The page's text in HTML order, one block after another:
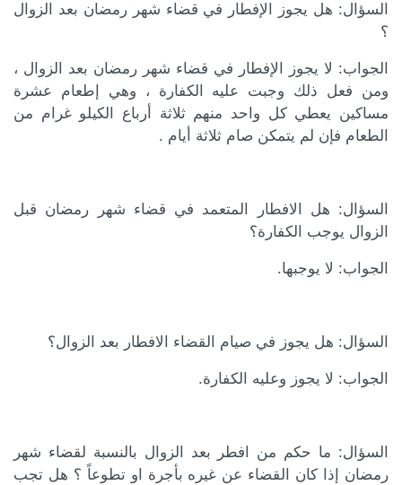
الموضوع
السؤال: هل يجوز الإفطار في قضاء شهر رمضان بعد الزوال
؟
الجواب: لا يجوز الإفطار في قضاء شهر رمضان بعد الزوال ،
ومن فعل ذلك وجبت عليه الكفارة ، وهي إطعام عشرة
مساكين يعطي كل واحد منهم ثلاثة أرباع الكيلو غرام من
الطعام فإن لم يتمكن صام ثلاثة أيام .
السؤال: هل الافطار المتعمد في قضاء شهر رمضان قبل
الزوال يوجب الكفارة؟
الجواب: لا يوجبها.
السؤال: هل يجوز في صيام القضاء الافطار بعد الزوال؟
الجواب: لا يجوز وعليه الكفارة.
السؤال: ما حكم من افطر بعد الزوال بالنسبة لقضاء شهر
رمضان إذا كان القضاء عن غيره بأجرة او تطوعاً ؟ هل تجب